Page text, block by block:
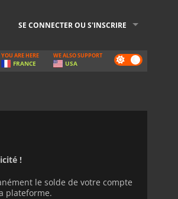
SE CONNECTER OU S'INSCRIRE
Dark
mode
YOU ARE HERE
FRANCE
WE ALSO SUPPORT
USA
!
le solde de votre compte
plateforme.